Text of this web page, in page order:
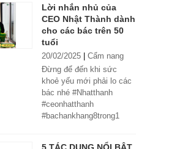
Lời nhắn nhủ của
CEO Nhật Thành dành
cho các bác trên 50
tuổi
20/02/2025
Cẩm nang
Đừng để đến khi sức
khoẻ yếu mới phải lo các
bác nhé #Nhatthanh
#ceonhatthanh
#bachankhang8trong1